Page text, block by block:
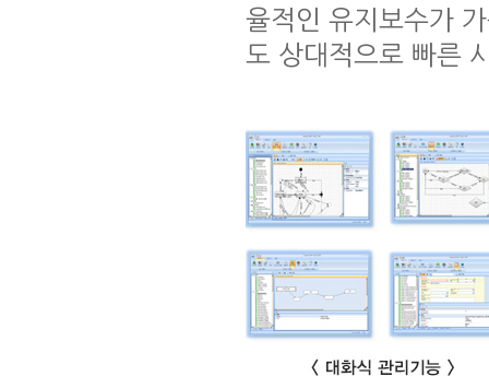
율적인 유지보수가
도 상대적으로 빠른